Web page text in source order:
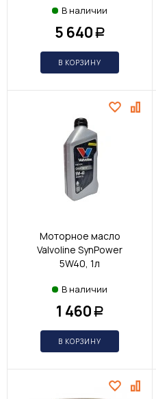
В наличии
5 640 Р
В КОРЗИНУ
Моторное масло
Valvoline SynPower
5W40, 1л
В наличии
1 460 Р
В КОРЗИНУ